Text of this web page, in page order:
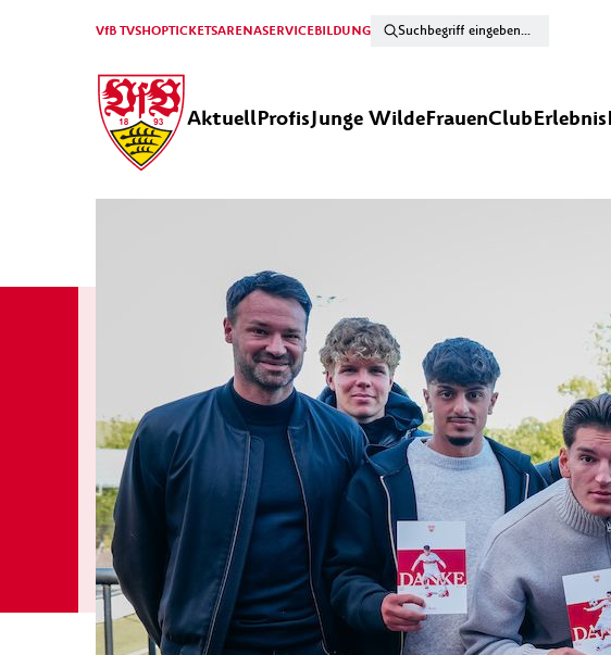
VfB TVSHOPTICKETSARENASERVICEBILDUNG
AktuellProfisJunge WildeFrauenClubErlebnis